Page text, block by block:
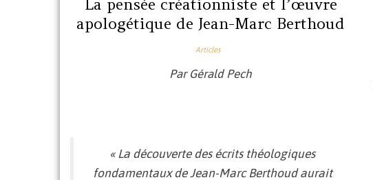
La pensée créationniste et l’œuvre
apologétique de Jean-Marc Berthoud
Articles
Par Gérald Pech
« La découverte des écrits théologiques
fondamentaux de Jean-Marc Berthoud aurait